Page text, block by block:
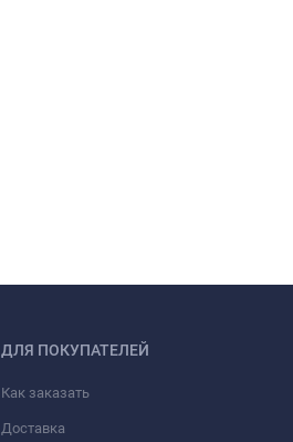
ДЛЯ ПОКУПАТЕЛЕЙ
Как заказать
Доставка